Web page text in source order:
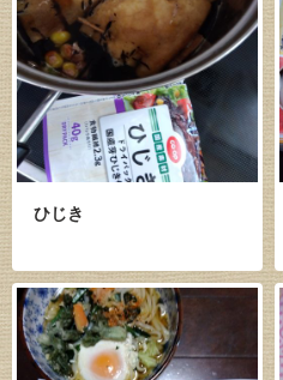
ひじき